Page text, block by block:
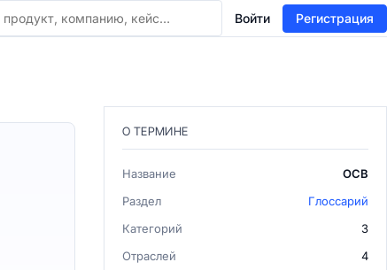
Войти Регистрация
О ТЕРМИНЕ
Название
ОСВ
Раздел
Глоссарий
Категорий
3
Отраслей
4